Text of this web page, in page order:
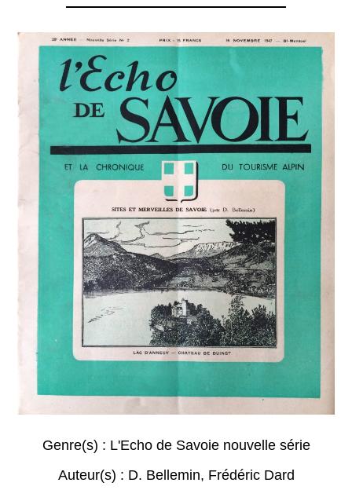
Genre(s) : L'Echo de Savoie nouvelle série
Auteur(s) : D. Bellemin, Frédéric Dard